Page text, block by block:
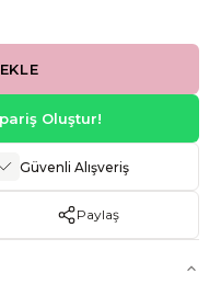
Oluştur!
Güvenli Alışveriş
Paylaş